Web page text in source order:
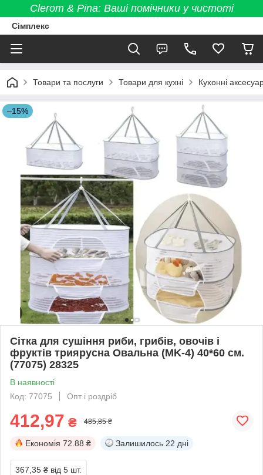
Clerom & Pina: Ваші помічники у чистоті
Сімплекс
Товари та послуги Товари для кухні Кухонні
–15%
Сітка для сушіння риби, грибів, овочів і
фруктів триярусна Овальна (MK-4) 40*60 см.
(77075) 28325
В наявності
Код: 77075
Опт і роздріб
412,97 ₴ 485,85 ₴
Економія 72.88 ₴ Залишилось 22 дні
367,35 ₴ від 5 шт.